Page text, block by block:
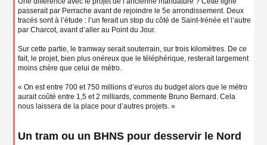
passerait par Perrache avant de rejoindre le 5e arrondissement. Deux
tracés sont à l’étude : l’un ferait un stop du côté de Saint-Irénée et l’autre
par Charcot, avant d’aller au Point du Jour.
Sur cette partie, le tramway serait souterrain, sur trois kilomètres. De ce
fait, le projet, bien plus onéreux que le téléphérique, resterait largement
moins chère que celui de métro.
« On est entre 700 et 750 millions d’euros du budget alors que le métro
aurait coûté entre 1,5 et 2 milliards, commente Bruno Bernard. Cela
nous laissera de la place pour d’autres projets. »
Un tram ou un BHNS pour desservir le Nord